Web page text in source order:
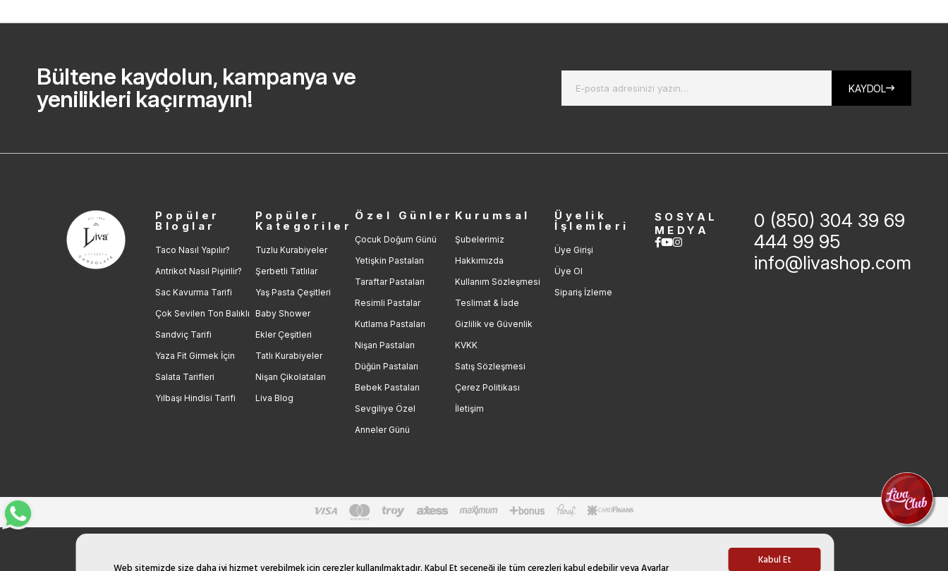
Web sitemizde size daha iyi hizmet verebilmek için çerezler kullanılmaktadır. Kabul Et seçeneği ile tüm çerezleri kabul edebilir veya Ayarlar
Kabul Et
Bültene kaydolun, kampanya ve
yenilikleri kaçırmayın!
KAYDOL
Popüler
Bloglar
Taco Nasıl Yapılır?
Antrikot Nasıl Pişirilir?
Sac Kavurma Tarifi
Çok Sevilen Ton Balıklı
Sandviç Tarifi
Yaza Fit Girmek İçin
Salata Tarifleri
Yılbaşı Hindisi Tarifi
Popüler
Kategoriler
Tuzlu Kurabiyeler
Şerbetli Tatlılar
Yaş Pasta Çeşitleri
Baby Shower
Ekler Çeşitleri
Tatlı Kurabiyeler
Nişan Çikolataları
Liva Blog
Özel Günler
Çocuk Doğum Günü
Yetişkin Pastaları
Taraftar Pastaları
Resimli Pastalar
Kutlama Pastaları
Nişan Pastaları
Düğün Pastaları
Bebek Pastaları
Sevgiliye Özel
Anneler Günü
Kurumsal
Şubelerimiz
Hakkımızda
Kullanım Sözleşmesi
Teslimat & İade
Gizlilik ve Güvenlik
KVKK
Satış Sözleşmesi
Çerez Politikası
İletişim
Üyelik
İşlemleri
Üye Girişi
Üye Ol
Sipariş İzleme
SOSYAL
MEDYA
0 (850) 304 39 69
444 99 95
info@livashop.com